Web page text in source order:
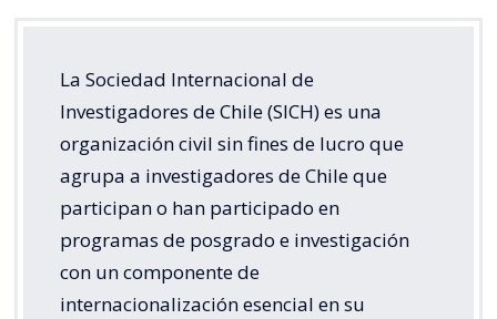
La Sociedad Internacional de
Investigadores de Chile (SICH) es una
organización civil sin fines de lucro que
agrupa a investigadores de Chile que
participan o han participado en
programas de posgrado e investigación
con un componente de
internacionalización esencial en su